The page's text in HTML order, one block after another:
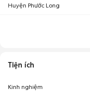
Huyện Phước Long
Tiện ích
Kinh nghiệm